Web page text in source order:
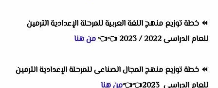
⏪ خطة توزيع منهج اللغة العربية للمرحلة الإعدادية الترمين
للعام الدراسى 2022 / 2023
👈
👈من هنا
⏪ خطة توزيع منهج المجال الصناعى للمرحلة الإعدادية الترمين